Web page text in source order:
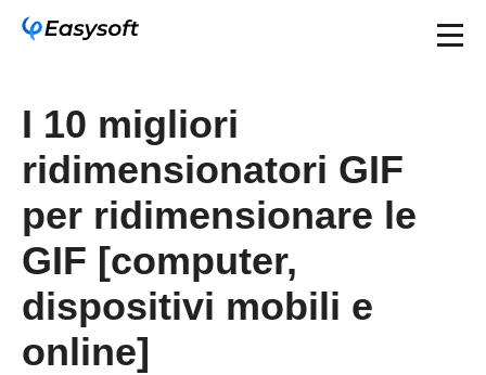
I 10 migliori
ridimensionatori GIF
per ridimensionare le
GIF [computer,
dispositivi mobili e
online]